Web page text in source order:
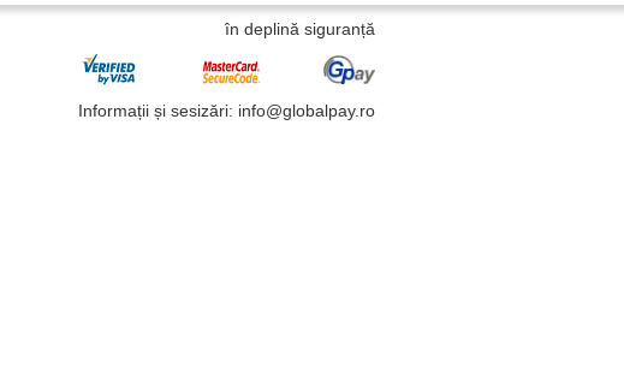
în deplină siguranță
Informații și sesizări: info@globalpay.ro